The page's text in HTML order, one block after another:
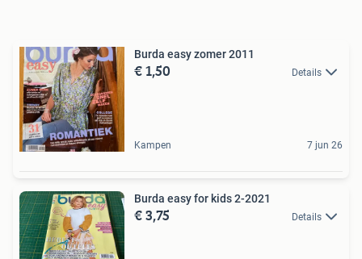
Burda easy zomer 2011
€ 1,50 Details
Kampen 7 jun 26
Burda easy for kids 2-2021
€ 3,75 Details